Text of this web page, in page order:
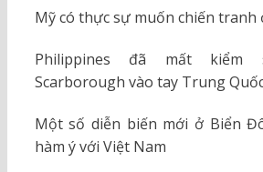
Mỹ có thực sự muốn chiến tranh
Philippines đã mất kiểm
Scarborough vào tay Trung
Một số diễn biến mới ở Biển
hàm ý với Việt Nam